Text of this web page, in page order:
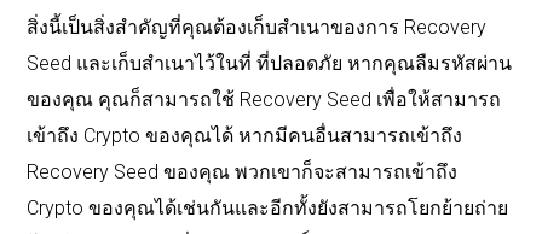
สิ่งนี้เป็นสิ่งสำคัญที่คุณต้องเก็บสำเนาของการ Recovery
Seed และเก็บสำเนาไว้ในที่ ที่ปลอดภัย หากคุณลืมรหัสผ่าน
ของคุณ คุณก็สามารถใช้ Recovery Seed เพื่อให้สามารถ
เข้าถึง Crypto ของคุณได้ หากมีคนอื่นสามารถเข้าถึง
Recovery Seed ของคุณ พวกเขาก็จะสามารถเข้าถึง
Crypto ของคุณได้เช่นกันและอีกทั้งยังสามารถโยกย้ายถ่าย